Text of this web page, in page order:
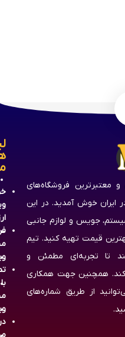
معتبرترین فروشگاه‌های
ایران خوش آمدید. در این
جویس و لوازم جانبی
قیمت تهیه کنید. تیم
تا تجربه‌ای مطمئن و
کند. همچنین جهت همکاری
از طریق شماره‌های
با